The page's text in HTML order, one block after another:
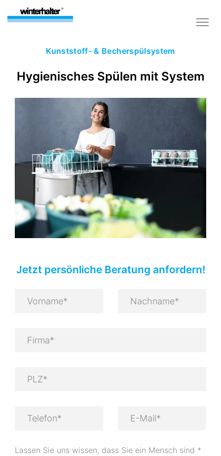
Kunststoff- & Becherspülsystem
Hygienisches Spülen mit System
Jetzt persönliche Beratung anfordern!
Lassen Sie uns wissen, dass Sie ein Mensch sind *